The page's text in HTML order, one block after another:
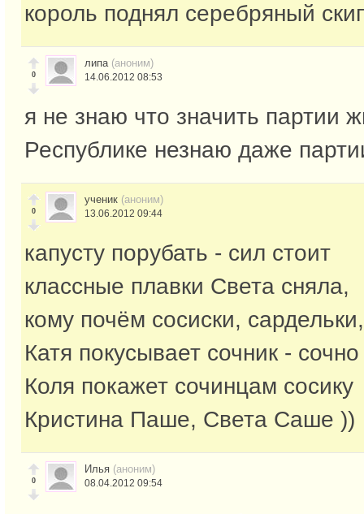
король поднял серебряный
0
липа (аноним)
14.06.2012 08:53
я не знаю что значить партии
Республике незнаю даже
0
ученик (аноним)
13.06.2012 09:44
капусту порубать - сил стоит
классные плавки Света сняла,
кому почём сосиски, сардельки,
Катя покусывает сочник - сочно
Коля покажет сочинцам сосику
Кристина Паше, Света Саше ))
0
Илья (аноним)
08.04.2012 09:54